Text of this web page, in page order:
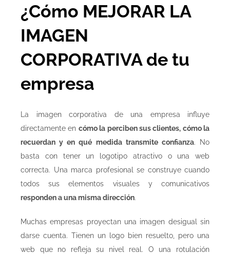
¿Cómo MEJORAR LA
IMAGEN
CORPORATIVA de tu
empresa
La imagen corporativa de una empresa influye
directamente en cómo la perciben sus clientes, cómo la
recuerdan y en qué medida transmite confianza. No
basta con tener un logotipo atractivo o una web
correcta. Una marca profesional se construye cuando
todos sus elementos visuales y comunicativos
responden a una misma dirección.
Muchas empresas proyectan una imagen desigual sin
darse cuenta. Tienen un logo bien resuelto, pero una
web que no refleja su nivel real. O una rotulación